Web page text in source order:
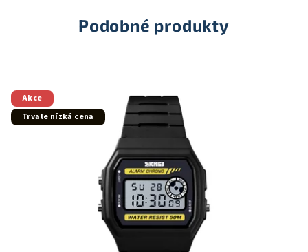
hvězdiček.
Podobné produkty
Akce
Trvale nízká cena